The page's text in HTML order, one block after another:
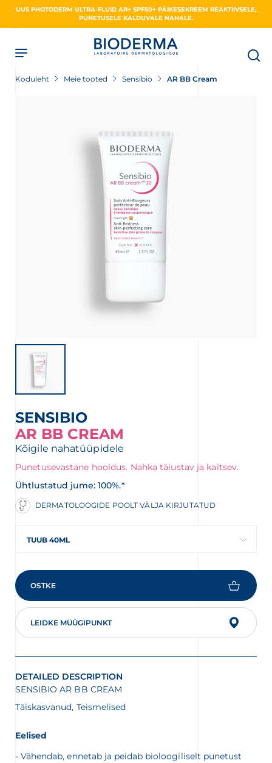
UUS PHOTODERM ULTRA-FLUID AR+ SPF50+ PÄIKESEKREEM REAKTIIVSELE,
PUNETUSELE KALDUVALE NAHALE.
Koduleht Meie tooted Sensibio AR BB Cream
SENSIBIO
AR BB CREAM
Kõigile nahatüüpidele
Punetusevastane hooldus. Nahka täiustav ja kaitsev.
Ühtlustatud jume: 100%.*
DERMATOLOOGIDE POOLT VÄLJA KIRJUTATUD
TUUB 40ML
OSTKE
LEIDKE MÜÜGIPUNKT
DETAILED DESCRIPTION
SENSIBIO AR BB CREAM
Täiskasvanud, Teismelised
Eelised
Vähendab, ennetab ja peidab bioloogiliselt punetust